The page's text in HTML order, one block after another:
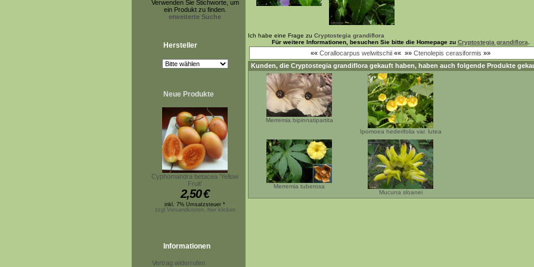
Verwenden Sie Stichworte, um
ein Produkt zu finden.
erweiterte Suche
Hersteller
Neue Produkte
Cyphomandra betacea 'Yellow
Fruit'
2,50€
inkl. 7% Umsatzsteuer *
zzgl.Versandkosten, hier klicken
Informationen
Vertrag widerrufen
Ich habe eine Frage zu Cryptostegia grandiflora
Für weitere Informationen, besuchen Sie bitte die Homepage zu Cryptostegia grandiflora
«« Corallocarpus welwitschii «« »» Ctenolepis cerasiformis »»
Kunden, die Cryptostegia grandiflora gekauft haben, haben auch folgende Produkte
Merremia bipinnatipartita
Ipomoea hederifolia var. lutea
Merremia tuberosa
Mucuna sloanei